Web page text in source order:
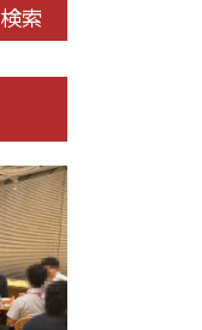
検索